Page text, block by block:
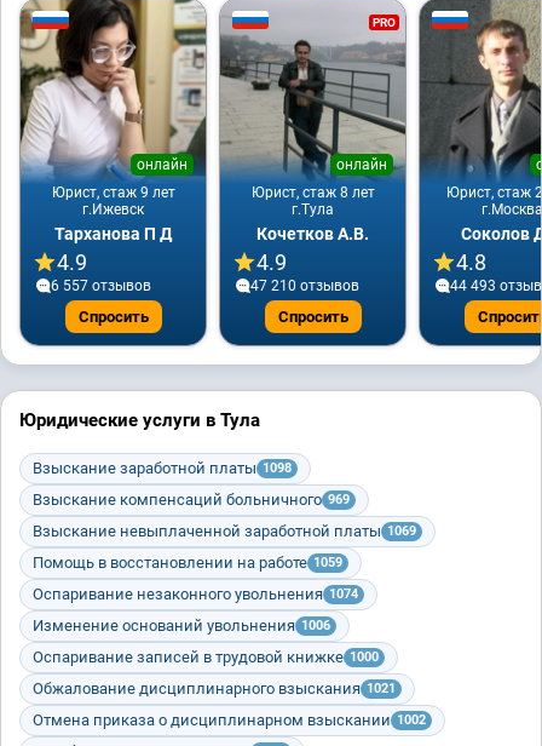
Юрист, стаж 9 лет
онлайн
г.Ижевск
Тарханова П Д
4.9
6 557 отзывов
Спросить
PRO
Юрист, стаж 8 лет
онлайн
г.Тула
Кочетков А.В.
4.9
47 210 отзывов
Спросить
Юрист, стаж
г.Москва
Соколов
4.8
44 493
Юридические услуги в Тула
Взыскание заработной платы 1098
Взыскание компенсаций больничного 969
Взыскание невыплаченной заработной платы 1069
Помощь в восстановлении на работе 1059
Оспаривание незаконного увольнения 1074
Изменение оснований увольнения 1006
Оспаривание записей в трудовой книжке 1000
Обжалование дисциплинарного взыскания 1021
Отмена приказа о дисциплинарном взыскании 1002